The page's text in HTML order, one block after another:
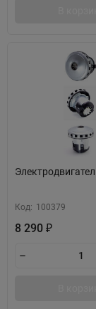
Код: 100379
8 290 ₽